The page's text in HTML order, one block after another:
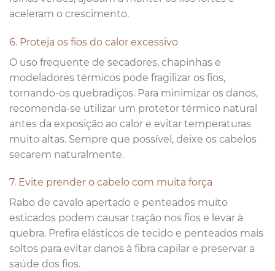
aceleram o crescimento.
6. Proteja os fios do calor excessivo
O uso frequente de secadores, chapinhas e
modeladores térmicos pode fragilizar os fios,
tornando-os quebradiços. Para minimizar os danos,
recomenda-se utilizar um protetor térmico natural
antes da exposição ao calor e evitar temperaturas
muito altas. Sempre que possível, deixe os cabelos
secarem naturalmente.
7. Evite prender o cabelo com muita força
Rabo de cavalo apertado e penteados muito
esticados podem causar tração nos fios e levar à
quebra. Prefira elásticos de tecido e penteados mais
soltos para evitar danos à fibra capilar e preservar a
saúde dos fios.